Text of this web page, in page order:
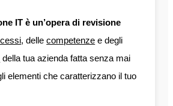
IT è un’opera di revisione
, dellecompetenze e degli
della tua azienda fatta senza mai
elementi che caratterizzano il tuo